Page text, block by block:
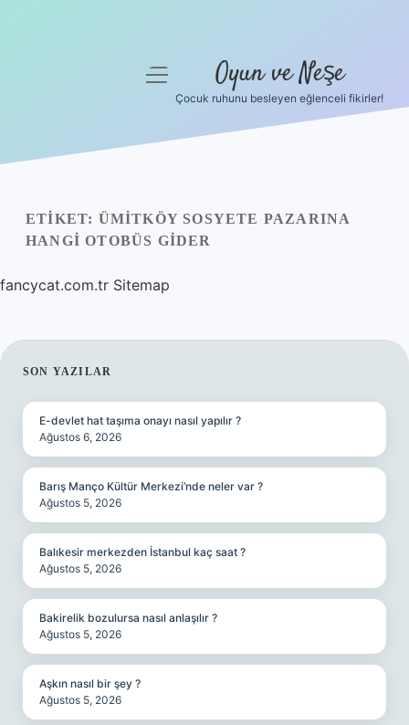
Yasal Uyarı
menüyü
Oyun ve Neşe
Çocuk ruhunu besleyen eğlenceli fikirler!
ETIKET: ÜMITKÖY SOSYETE PAZARINA
HANGI OTOBÜS GIDER
fancycat.com.tr Sitemap
SIDEBAR
SON YAZILAR
E-devlet hat taşıma onayı nasıl yapılır ?
Ağustos 6, 2026
Barış Manço Kültür Merkezi’nde neler var ?
Ağustos 5, 2026
Balıkesir merkezden İstanbul kaç saat ?
Ağustos 5, 2026
Bakirelik bozulursa nasıl anlaşılır ?
Ağustos 5, 2026
Aşkın nasıl bir şey ?
Ağustos 5, 2026